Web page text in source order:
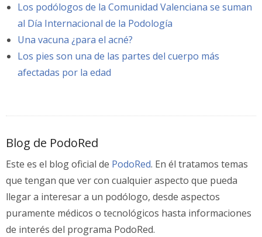
Los podólogos de la Comunidad Valenciana se suman
al Día Internacional de la Podología
Una vacuna ¿para el acné?
Los pies son una de las partes del cuerpo más
afectadas por la edad
Blog de PodoRed
Este es el blog oficial de PodoRed. En él tratamos temas
que tengan que ver con cualquier aspecto que pueda
llegar a interesar a un podólogo, desde aspectos
puramente médicos o tecnológicos hasta informaciones
de interés del programa PodoRed.